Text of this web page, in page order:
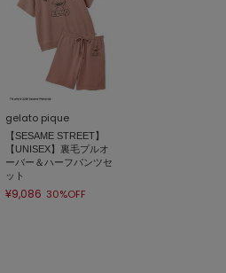
gelato pique
【SESAME STREET】
【UNISEX】裏毛プルオ
ーバー＆ハーフパンツセ
ット
¥9,086 30%OFF